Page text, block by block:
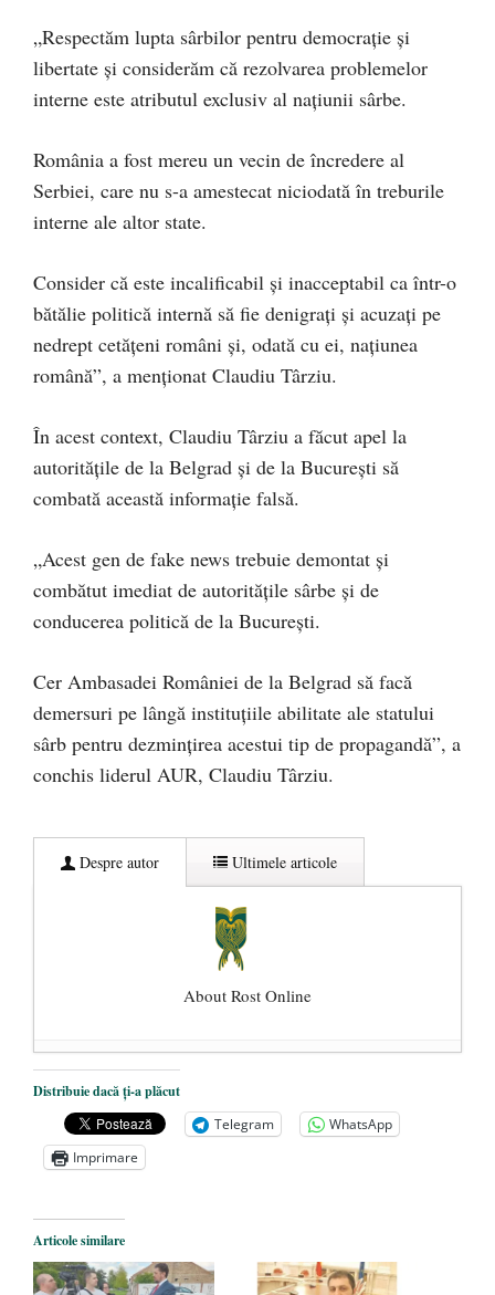
„Respectăm lupta sârbilor pentru democrație și
libertate și considerăm că rezolvarea problemelor
interne este atributul exclusiv al națiunii sârbe.
România a fost mereu un vecin de încredere al
Serbiei, care nu s-a amestecat niciodată în treburile
interne ale altor state.
Consider că este incalificabil și inacceptabil ca într-o
bătălie politică internă să fie denigrați și acuzați pe
nedrept cetățeni români și, odată cu ei, națiunea
română”, a menționat Claudiu Târziu.
În acest context, Claudiu Târziu a făcut apel la
autoritățile de la Belgrad și de la București să
combată această informație falsă.
„Acest gen de fake news trebuie demontat și
combătut imediat de autoritățile sârbe și de
conducerea politică de la București.
Cer Ambasadei României de la Belgrad să facă
demersuri pe lângă instituțiile abilitate ale statului
sârb pentru dezmințirea acestui tip de propagandă”, a
conchis liderul AUR, Claudiu Târziu.
Despre autor Ultimele articole
About Rost Online
Dezvăluiri cutremurătoare despre
președintele Ucrainei, Volodymyr
Zelensky
- 13 mai 2026
Statul care servește Națiunea
Legea Vexler produce efecte. Bustul
poetului Octavian Goga, înlăturat din Iași
Distribuie dacă ți-a plăcut
Telegram
WhatsApp
Imprimare
Articole similare